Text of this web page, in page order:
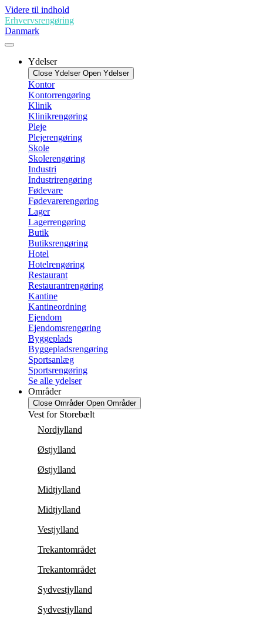
Videre til indhold
Erhvervsrengøring
Danmark
Ydelser
Close Ydelser Open Ydelser
Kontor
Kontorrengøring
Klinik
Klinikrengøring
Pleje
Plejerengøring
Skole
Skolerengøring
Industri
Industrirengøring
Fødevare
Fødevarerengøring
Lager
Lagerrengøring
Butik
Butiksrengøring
Hotel
Hotelrengøring
Restaurant
Restaurantrengøring
Kantine
Kantineordning
Ejendom
Ejendomsrengøring
Byggeplads
Byggepladsrengøring
Sportsanlæg
Sportsrengøring
Se alle ydelser
Områder
Close Områder Open Områder
Vest for Storebælt
Nordjylland
Østjylland
Østjylland
Midtjylland
Midtjylland
Vestjylland
Trekantområdet
Trekantområdet
Sydvestjylland
Sydvestjylland